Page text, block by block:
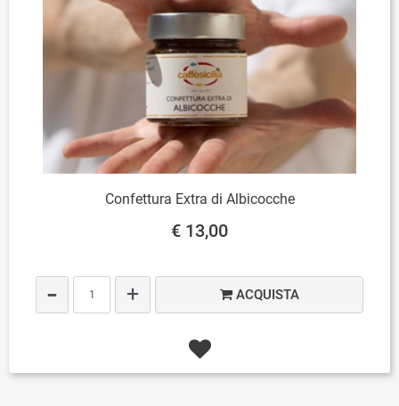
Confettura Extra di Albicocche
€ 13,00
ACQUISTA